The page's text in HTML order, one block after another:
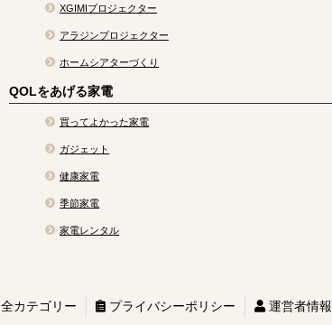
XGIMIプロジェクター
アラジンプロジェクター
ホームシアターづくり
QOLをあげる家電
買ってよかった家電
ガジェット
健康家電
季節家電
家電レンタル
全カテゴリー プライバシーポリシー 運営者情報